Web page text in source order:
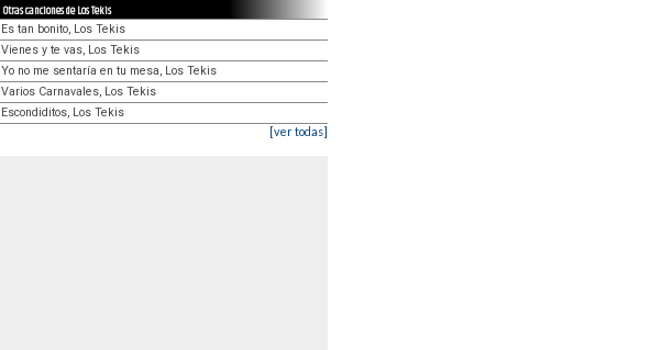
Otras canciones de Los Tekis
Es tan bonito, Los Tekis
Vienes y te vas, Los Tekis
Yo no me sentaría en tu mesa, Los Tekis
Varios Carnavales, Los Tekis
Escondiditos, Los Tekis
[ver todas]